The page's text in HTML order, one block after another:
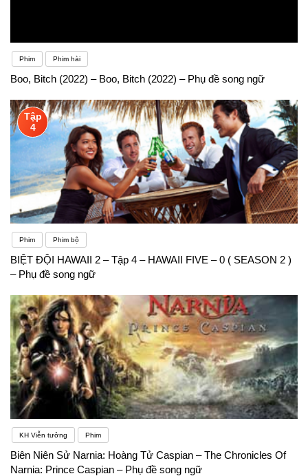
Phim Phim hài
Boo, Bitch (2022) – Boo, Bitch (2022) – Phụ đề song ngữ
Tập
4
Phim Phim bộ
BIỆT ĐỘI HAWAII 2 – Tập 4 – HAWAII FIVE – 0 ( SEASON 2 )
– Phụ đề song ngữ
KH Viễn tưởng Phim
Biên Niên Sử Narnia: Hoàng Tử Caspian – The Chronicles Of
Narnia: Prince Caspian – Phụ đề song ngữ